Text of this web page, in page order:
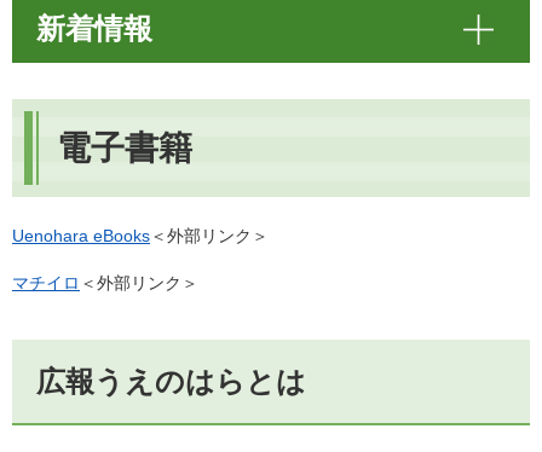
新着情報
電子書籍
Uenohara eBooks＜外部リンク＞
マチイロ ＜外部リンク＞
広報うえのはらとは